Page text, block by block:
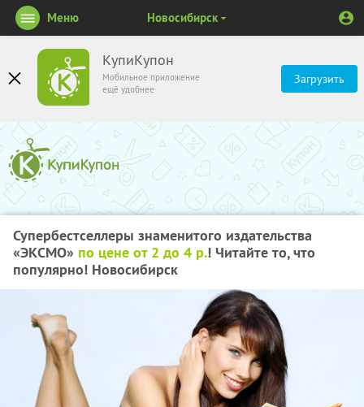
КупиКупон
Мобильное приложение
ещё удобнее
Загрузить
Меню Новосибирск
Супербестселлеры знаменитого издательства
«ЭКСМО» по цене от 2 до 4 р.! Читайте то, что
популярно! Новосибирск